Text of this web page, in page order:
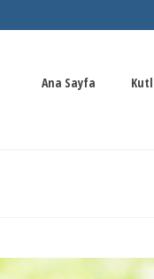
Ana Sayfa